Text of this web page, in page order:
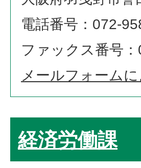
電話番号：072-
ファックス番号
メールフォーム
経済労働課